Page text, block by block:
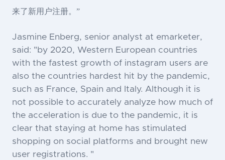
来了新用户注册。”
Jasmine Enberg, senior analyst at emarketer,
said: "by 2020, Western European countries
with the fastest growth of instagram users are
also the countries hardest hit by the pandemic,
such as France, Spain and Italy. Although it is
not possible to accurately analyze how much of
the acceleration is due to the pandemic, it is
clear that staying at home has stimulated
shopping on social platforms and brought new
user registrations. "